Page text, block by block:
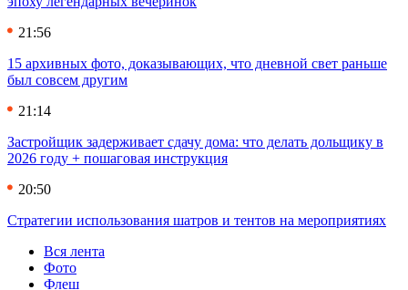
21:56
15 архивных фото, доказывающих, что дневной свет раньше
был совсем другим
21:14
Застройщик задерживает сдачу дома: что делать дольщику в
2026 году + пошаговая инструкция
20:50
Стратегии использования шатров и тентов на мероприятиях
Вся лента
Фото
Флеш